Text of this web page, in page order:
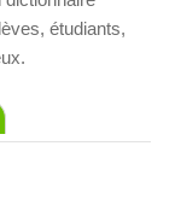
étudiants,